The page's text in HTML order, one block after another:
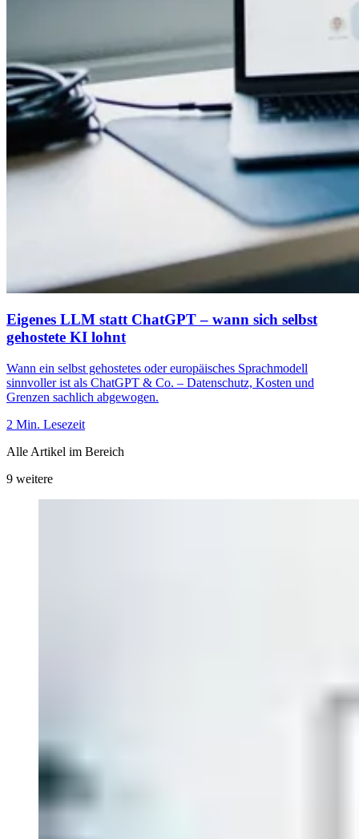
Eigenes LLM statt ChatGPT – wann sich selbst
gehostete KI lohnt
Wann ein selbst gehostetes oder europäisches Sprachmodell
sinnvoller ist als ChatGPT & Co. – Datenschutz, Kosten und
Grenzen sachlich abgewogen.
2 Min. Lesezeit
Alle Artikel im Bereich
9 weitere